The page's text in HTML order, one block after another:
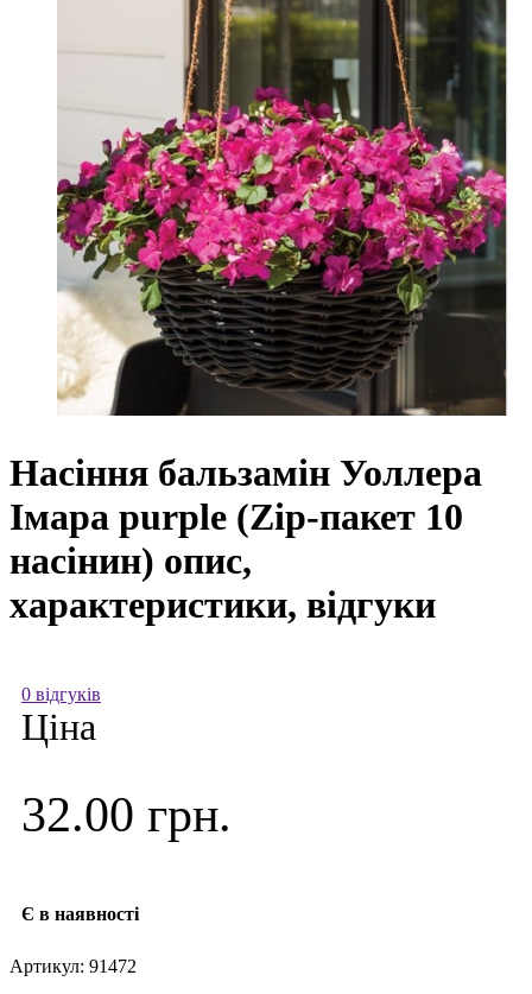
Насіння бальзамін Уоллера
Імара purple (Zip-пакет 10
насінин) опис,
характеристики, відгуки
0 відгуків
Ціна
32.00 грн.
Є в наявності
Артикул: 91472